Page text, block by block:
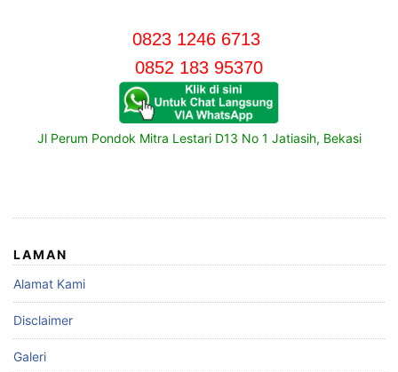
0823 1246 6713
0852 183 95370
Jl Perum Pondok Mitra Lestari D13 No 1 Jatiasih, Bekasi
LAMAN
Alamat Kami
Disclaimer
Galeri